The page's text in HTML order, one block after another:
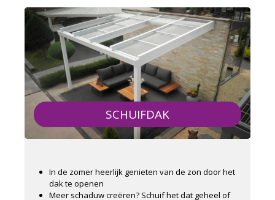
SCHUIFDAK
In de zomer heerlijk genieten van de zon door het
dak te openen
Meer schaduw creëren? Schuif het dat geheel of